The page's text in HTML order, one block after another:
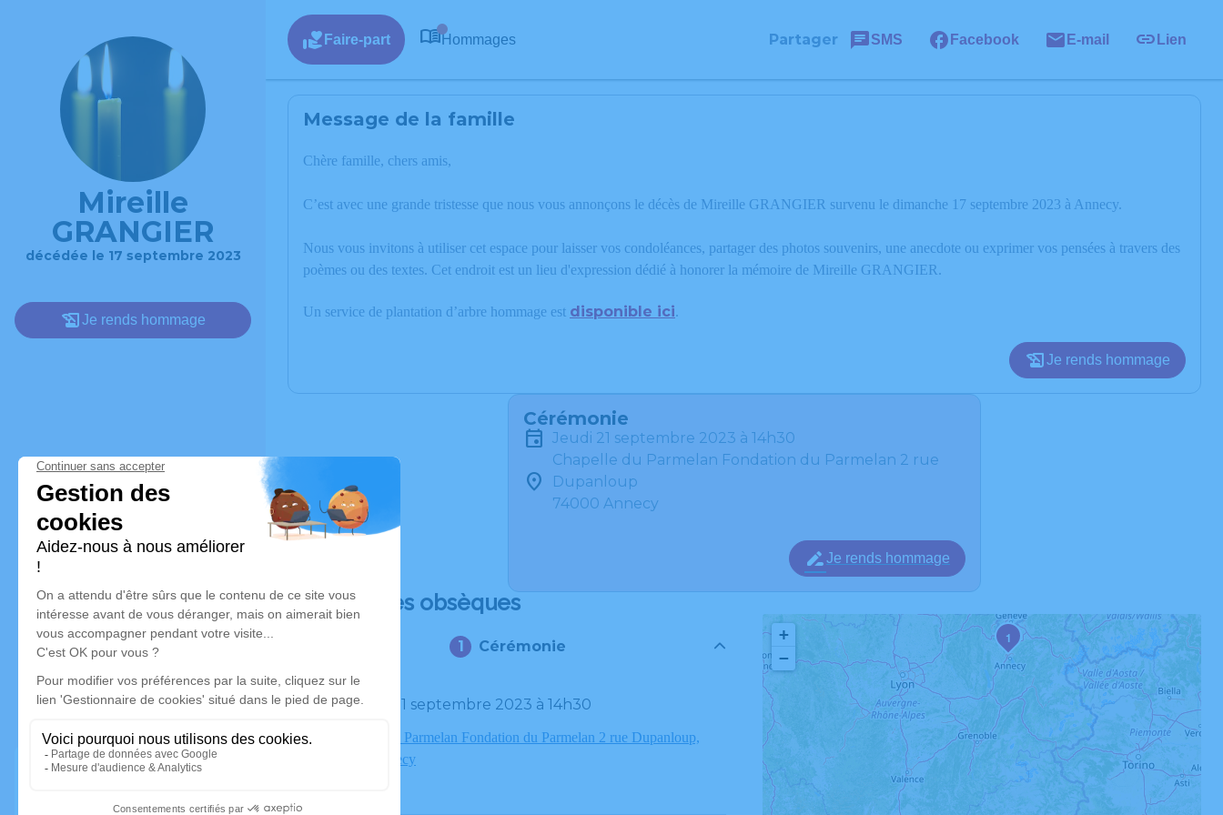
Mireille
GRANGIER
décédée le 17 septembre 2023
Je rends hommage
Faire-part Hommages Partager SMS Facebook E-mail Lien
Message de la famille
Chère famille, chers amis,
C’est avec une grande tristesse que nous vous annonçons le décès de Mireille GRANGIER survenu le dimanche 17 septembre 2023 à Annecy.
Nous vous invitons à utiliser cet espace pour laisser vos condoléances, partager des photos souvenirs, une anecdote ou exprimer vos pensées à travers des
poèmes ou des textes. Cet endroit est un lieu d'expression dédié à honorer la mémoire de Mireille GRANGIER.
Un service de plantation d’arbre hommage est disponible ici.
Je rends hommage
Cérémonie
jeudi 21 septembre 2023 à 14h30
Chapelle du Parmelan Fondation du Parmelan 2 rue
Dupanloup
74000 Annecy
Je rends hommage
Déroulé des obsèques
Cérémonie
Le jeudi 21 septembre 2023 à 14h30
Chapelle du Parmelan Fondation du Parmelan 2 rue Dupanloup,
74000 Annecy
1
+
−